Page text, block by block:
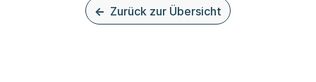
Zurück zur Übersicht